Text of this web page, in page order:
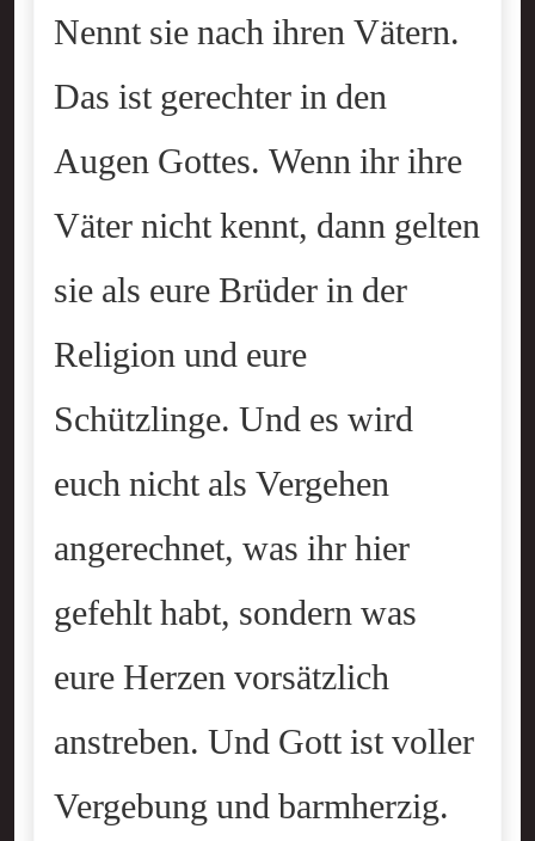
Nennt sie nach ihren Vätern.
Das ist gerechter in den
Augen Gottes. Wenn ihr ihre
Väter nicht kennt, dann gelten
sie als eure Brüder in der
Religion und eure
Schützlinge. Und es wird
euch nicht als Vergehen
angerechnet, was ihr hier
gefehlt habt, sondern was
eure Herzen vorsätzlich
anstreben. Und Gott ist voller
Vergebung und barmherzig.